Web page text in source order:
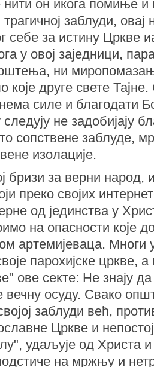
он икога помиње и
трагичној заблуди,
себе за истину Цркве
у овој заједници,
ни
друге свете
силе и благодати
не задобијају
сопствене заблуде,
изолације.
бризи за верни
преко својих
од јединства у
на опасности које
артемијеваца. Многи
парохијске цркве,
ове секте: Не знају
вечну осуду. Свако
заблуди већ,
Цркве и
удаљује од Христа
на мржњу и